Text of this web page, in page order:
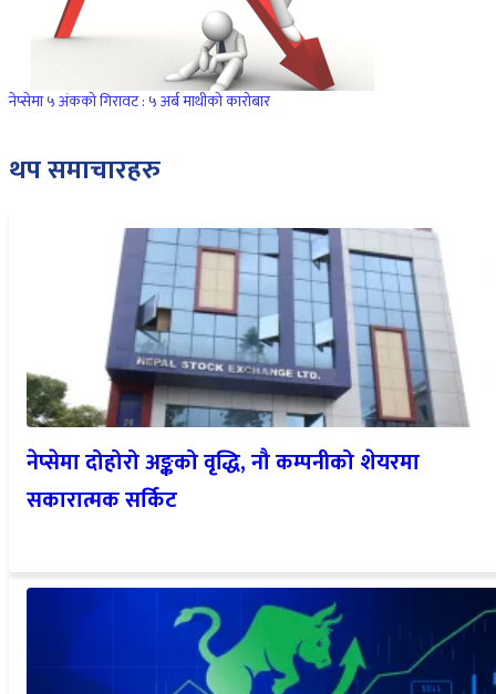
नेप्सेमा ५ अंकको गिरावट : ५ अर्ब माथीको कारोबार
थप समाचारहरु
नेप्सेमा दोहोरो अङ्कको वृद्धि, नौ कम्पनीको शेयरमा
सकारात्मक सर्किट